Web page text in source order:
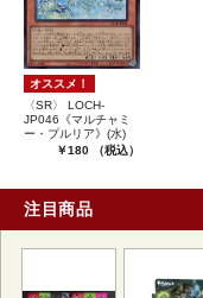
オススメ！
〈SR〉 LOCH-
JP046《マルチャミ
ー・プルリア》(水)
￥180 （税込）
注目商品